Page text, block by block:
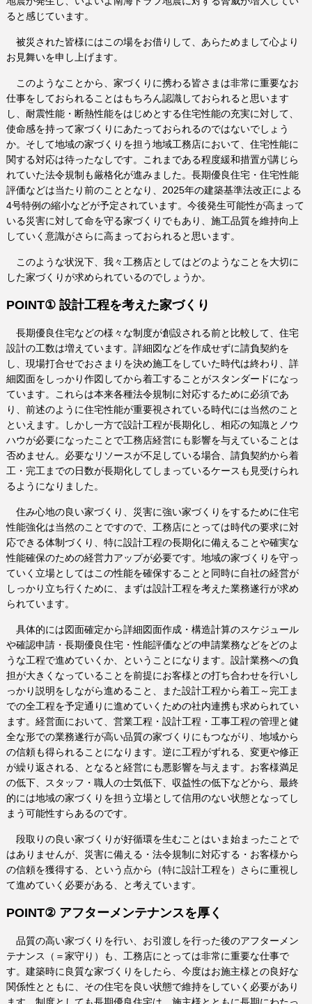
ると感じています。
被災された皆様にはこの場をお借りして、あらためまして心より
お見舞いを申し上げます。
このようなことから、家づくりに携わる皆さまは非常に重要なお
仕事をしておられることはもちろん認識しておられると思います
し、耐震性能・断熱性能をはじめとする住宅性能の充実に対して、
使命感を持って家づくりにあたっておられるのではないでしょう
か。そして地域の家づくりを担う地域工務店において、住宅性能に
関する対応は待ったなしです。これまである程度緩和措置が講じら
れていた法令規制も厳格化が進みました。長期優良住宅・住宅性能
評価などは当たり前のこととなり、2025年の建築基準法改正による
4号特例の縮小などが予定されています。今後発生可能性が高まって
いる災害に対して命を守る家づくりでもあり、施工品質を維持向上
していく意識がさらに高まっておられると思います。
このような状況下、我々工務店としてはどのようなことを大切に
した家づくりが求められているのでしょうか。
POINT① 設計工程を考えた家づくり
長期優良住宅などの様々な制度が創設される前と比較して、住宅
設計の工数は増えています。詳細図などを作成せずに請負契約を
し、現場打合せでおさまりを決め施工をしていた時代は終わり、詳
細図面をしっかり作図してから着工することがスタンダードになっ
ています。これらは本来各種法令規制に対応するために必須であ
り、前述のように住宅性能が重要視されている時代には当然のこと
といえます。しかし一方で設計工程が長期化し、相応の知識とノウ
ハウが必要になったことで工務店経営にも影響を与えていることは
否めません。必要なリソースが不足している場合、請負契約から着
工・完工までの日数が長期化してしまっているケースも見受けられ
るようになりました。
住み心地の良い家づくり、災害に強い家づくりをするために住宅
性能強化は当然のことですので、工務店にとっては時代の要求に対
応できる体制づくり、特に設計工程の長期化に備えることや確実な
性能確保のための経営力アップが必要です。地域の家づくりを守っ
ていく立場としてはこの性能を確保することと同時に自社の経営が
しっかり立ち行くために、まずは設計工程を考えた業務遂行が求め
られています。
具体的には図面確定から詳細図面作成・構造計算のスケジュール
や確認申請・長期優良住宅・性能評価などの申請業務などをどのよ
うな工程で進めていくか、ということになります。設計業務への負
担が大きくなっていることを前提にお客様との打ち合わせを行いし
っかり説明をしながら進めること、また設計工程から着工～完工ま
での全工程を予定通りに進めていくための社内連携も求められてい
ます。経営面において、営業工程・設計工程・工事工程の管理と健
全な形での業務遂行が高い品質の家づくりにもつながり、地域から
の信頼も得られることになります。逆に工程がずれる、変更や修正
が繰り返される、となると経営にも悪影響を与えます。お客様満足
の低下、スタッフ・職人の士気低下、収益性の低下などから、最終
的には地域の家づくりを担う立場として信用のない状態となってし
まう可能性すらあるのです。
段取りの良い家づくりが好循環を生むことはいま始まったことで
はありませんが、災害に備える・法令規制に対応する・お客様から
の信頼を獲得する、という点から（特に設計工程を）さらに重視し
て進めていく必要がある、と考えています。
POINT② アフターメンテナンスを厚く
品質の高い家づくりを行い、お引渡しを行った後のアフターメン
テナンス（＝家守り）も、工務店にとっては非常に重要な仕事で
す。建築時に良質な家づくりをしたら、今度はお施主様との良好な
関係性とともに、その住宅を良い状態で維持をしていく必要があり